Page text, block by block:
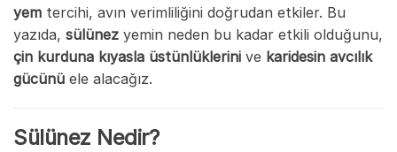
yem tercihi, avın verimliliğini doğrudan etkiler. Bu
yazıda, sülünez yemin neden bu kadar etkili olduğunu,
çin kurduna kıyasla üstünlüklerini ve karidesin avcılık
gücünü ele alacağız.
Sülünez Nedir?